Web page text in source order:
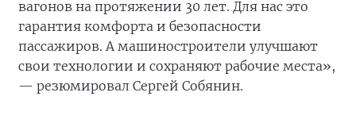
вагонов на протяжении 30 лет. Для нас это
гарантия комфорта и безопасности
пассажиров. А машиностроители улучшают
свои технологии и сохраняют рабочие места»,
— резюмировал Сергей Собянин.